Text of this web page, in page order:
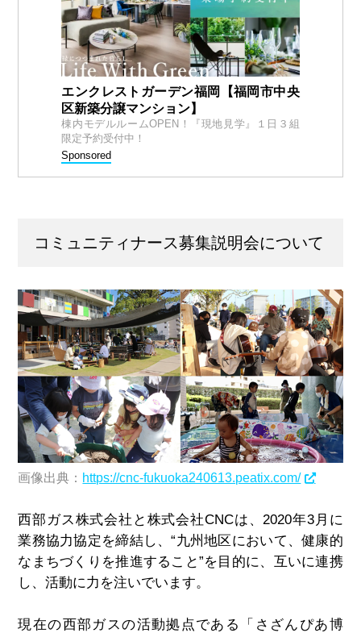
エンクレストガーデン福岡【福岡市中央
区新築分譲マンション】
棟内モデルルームOPEN！『現地見学』１日３組
限定予約受付中！
Sponsored
コミュニティナース募集説明会について
画像出典： https://cnc-fukuoka240613.peatix.com/
西部ガス株式会社と株式会社CNCは、2020年3月に
業務協力協定を締結し、“九州地区において、健康的
なまちづくりを推進すること”を目的に、互いに連携
し、活動に力を注いでいます。
現在の西部ガスの活動拠点である「さざんぴあ博